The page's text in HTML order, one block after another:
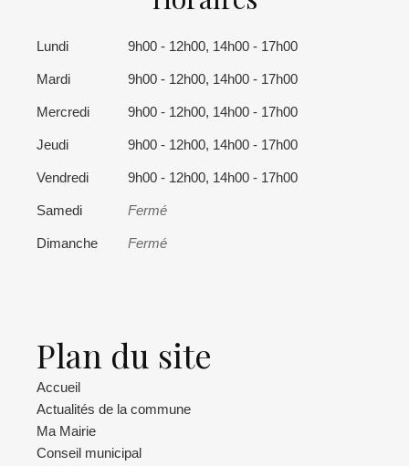
Lundi 9h00 - 12h00, 14h00 - 17h00
Mardi 9h00 - 12h00, 14h00 - 17h00
Mercredi 9h00 - 12h00, 14h00 - 17h00
Jeudi 9h00 - 12h00, 14h00 - 17h00
Vendredi 9h00 - 12h00, 14h00 - 17h00
Samedi Fermé
Dimanche Fermé
Plan du site
Accueil
Actualités de la commune
Ma Mairie
Conseil municipal